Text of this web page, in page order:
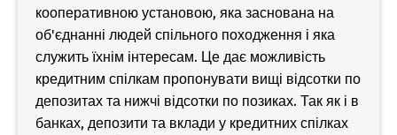
кооперативною установою, яка заснована на
об'єднанні людей спільного походження і яка
служить їхнім інтересам. Це дає можливість
кредитним спілкам пропонувати вищі відсотки по
депозитах та нижчі відсотки по позиках. Так як і в
банках, депозити та вклади у кредитних спілках